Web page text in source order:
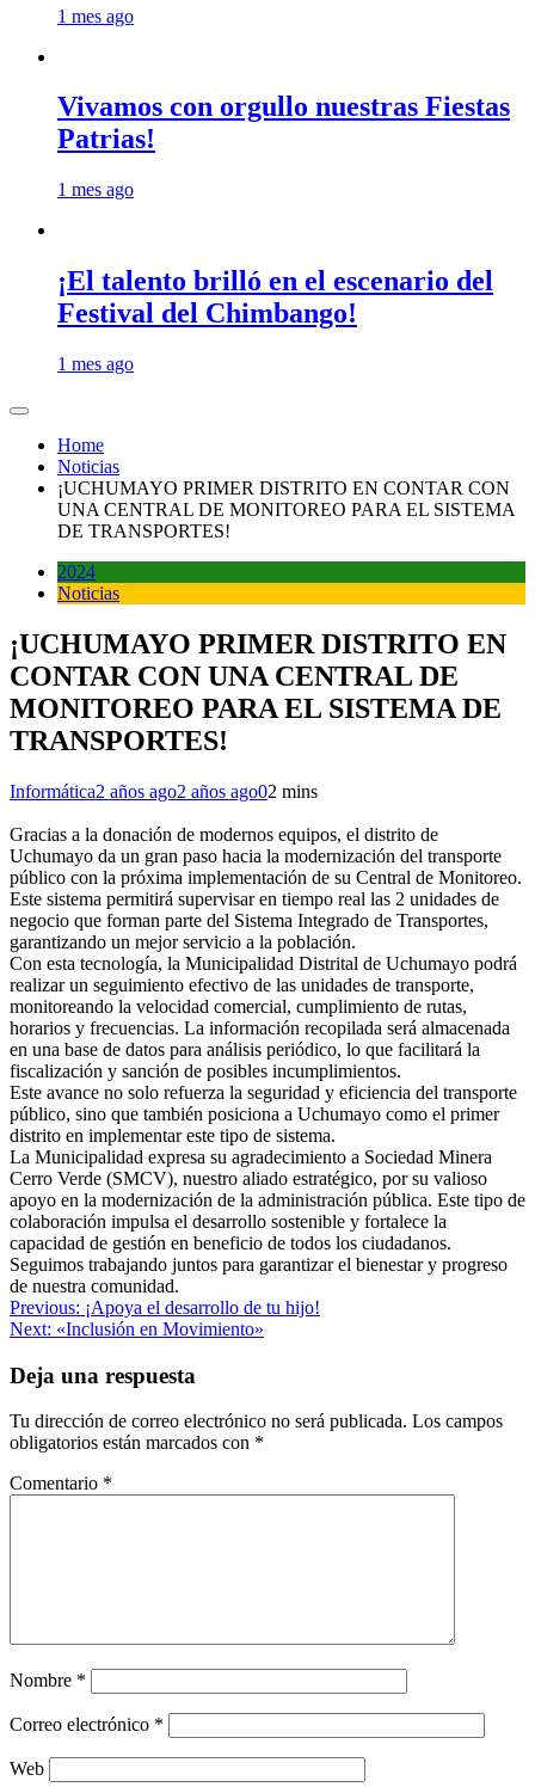
1 mes ago
Vivamos con orgullo nuestras Fiestas
Patrias!
1 mes ago
¡El talento brilló en el escenario del
Festival del Chimbango!
1 mes ago
Home
Noticias
¡UCHUMAYO PRIMER DISTRITO EN CONTAR CON
UNA CENTRAL DE MONITOREO PARA EL SISTEMA
DE TRANSPORTES!
2024
Noticias
¡UCHUMAYO PRIMER DISTRITO EN
CONTAR CON UNA CENTRAL DE
MONITOREO PARA EL SISTEMA DE
TRANSPORTES!
Informática2 años ago2 años ago02 mins
Gracias a la donación de modernos equipos, el distrito de
Uchumayo da un gran paso hacia la modernización del transporte
público con la próxima implementación de su Central de Monitoreo.
Este sistema permitirá supervisar en tiempo real las 2 unidades de
negocio que forman parte del Sistema Integrado de Transportes,
garantizando un mejor servicio a la población.
Con esta tecnología, la Municipalidad Distrital de Uchumayo podrá
realizar un seguimiento efectivo de las unidades de transporte,
monitoreando la velocidad comercial, cumplimiento de rutas,
horarios y frecuencias. La información recopilada será almacenada
en una base de datos para análisis periódico, lo que facilitará la
fiscalización y sanción de posibles incumplimientos.
Este avance no solo refuerza la seguridad y eficiencia del transporte
público, sino que también posiciona a Uchumayo como el primer
distrito en implementar este tipo de sistema.
La Municipalidad expresa su agradecimiento a Sociedad Minera
Cerro Verde (SMCV), nuestro aliado estratégico, por su valioso
apoyo en la modernización de la administración pública. Este tipo de
colaboración impulsa el desarrollo sostenible y fortalece la
capacidad de gestión en beneficio de todos los ciudadanos.
Seguimos trabajando juntos para garantizar el bienestar y progreso
de nuestra comunidad.
Navegación
de
entradas
Previous: ¡Apoya el desarrollo de tu hijo!
Next: «Inclusión en Movimiento»
Deja una respuesta
Tu dirección de correo electrónico no será publicada. Los campos
obligatorios están marcados con *
Comentario *
Nombre *
Correo electrónico *
Web